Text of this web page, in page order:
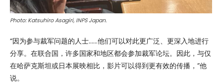
Photo: Katsuhiro Asagiri, INPS Japan.
“因为参与裁军问题的人士……他们可以对此更广泛、更深入地进行
分享。在联合国，许多国家和地区都会参加裁军论坛。因此，与仅
在哈萨克斯坦或日本展映相比，影片可以得到更有效的传播，”他
说。